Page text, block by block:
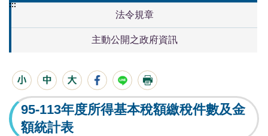
法令規章
主動公開之政府資訊
:::
95-113年度所得基本稅額繳稅件數及金
額統計表